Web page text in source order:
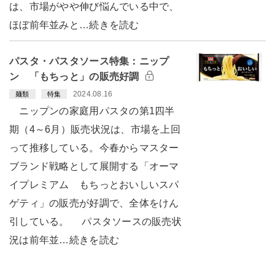
は、市場がやや伸び悩んでいる中で、
ほぼ前年並みと…続きを読む
パスタ・パスタソース特集：ニップ
ン 「もちっと」の販売好調
麺類 特集 2024.08.16
ニップンの家庭用パスタの第1四半
期（4～6月）販売状況は、市場を上回
って推移している。今春からマスター
ブランド戦略として展開する「オーマ
イプレミアム もちっとおいしいスパ
ゲティ」の販売が好調で、全体をけん
引している。 パスタソースの販売状
況は前年並…続きを読む